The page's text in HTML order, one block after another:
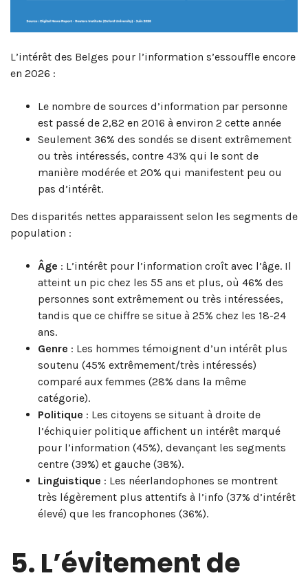
L’intérêt des Belges pour l’information s’essouffle encore
en 2026 :
Le nombre de sources d’information par personne
est passé de 2,82 en 2016 à environ 2 cette année
Seulement 36% des sondés se disent extrêmement
ou très intéressés, contre 43% qui le sont de
manière modérée et 20% qui manifestent peu ou
pas d’intérêt.
Des disparités nettes apparaissent selon les segments de
population :
Âge : L’intérêt pour l’information croît avec l’âge. Il
atteint un pic chez les 55 ans et plus, où 46% des
personnes sont extrêmement ou très intéressées,
tandis que ce chiffre se situe à 25% chez les 18-24
ans.
Genre : Les hommes témoignent d’un intérêt plus
soutenu (45% extrêmement/très intéressés)
comparé aux femmes (28% dans la même
catégorie).
Politique : Les citoyens se situant à droite de
l’échiquier politique affichent un intérêt marqué
pour l’information (45%), devançant les segments
centre (39%) et gauche (38%).
Linguistique : Les néerlandophones se montrent
très légèrement plus attentifs à l’info (37% d’intérêt
élevé) que les francophones (36%).
5. L’évitement de